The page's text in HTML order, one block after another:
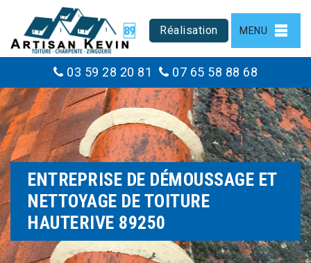
Réalisation MENU
03 59 28 20 81 07 65 58 88 68
ENTREPRISE DE DÉMOUSSAGE ET
NETTOYAGE DE TOITURE
HAUTERIVE 89250